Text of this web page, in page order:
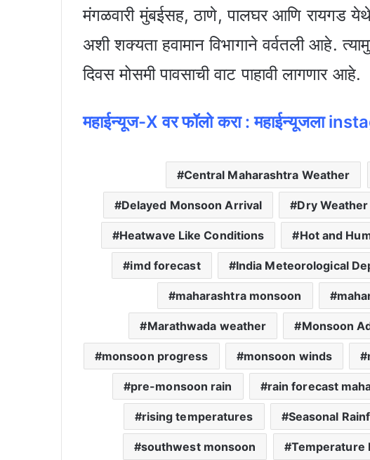
मंगळवारी मुंबईसह, ठाणे, पालघर आणि रायगड
अशी शक्यता हवामान विभागाने वर्वतली आहे.
दिवस मोसमी पावसाची वाट पाहावी लागणार आहे.
महाईन्यूज-X वर फॉलो करा :महाईन्यूजला
Central Maharashtra Weather
Delayed Monsoon Arrival Dry
Heatwave Like Conditions Hot and
imd forecast India Meteorological
maharashtra monsoon
Marathwada weather Monsoon
monsoon progress monsoon winds
pre-monsoon rain rain forecast
rising temperatures Seasonal
southwest monsoon Temperature